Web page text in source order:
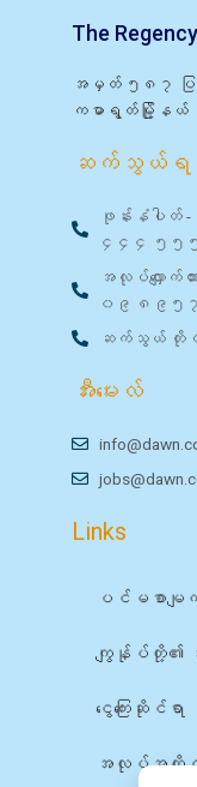
The
အမှတ် ၅၈၇ ပ
ကမာရွတ်မြို့န
ဆက်သွယ်ရ
ဖုန်းနံပါ
၄၄၄ ၅၅
အလုပ်လျှော
၀၉ ၈၉၅
ဆက်သွယ် တိုင်
အီးမေးလ်
Links
ပင်မစာမျ
ကျွန်ုပ်တို့၏ အက
ငွေကြေးဆိုင်ရာ
အလုပ်အကိုင်မ